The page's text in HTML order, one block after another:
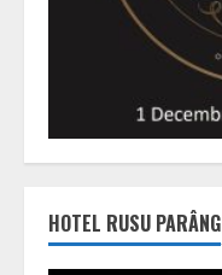
HOTEL RUSU PARÂNG